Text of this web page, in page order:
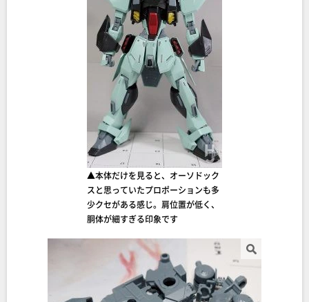
▲本体だけを見ると、オーソドック
スと思っていたプロポーションも多
少クセがある感じ。肩位置が低く、
胴体が細すぎる印象です